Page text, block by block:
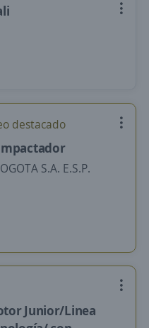
destacado
S.A. E.S.P.
Junior/Linea